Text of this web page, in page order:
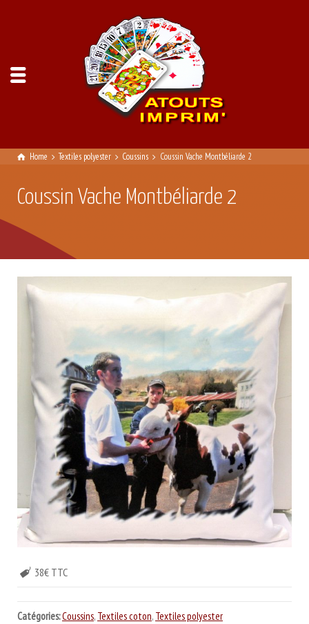
Home Textiles polyester Coussins Coussin Vache Montbéliarde 2
Coussin Vache Montbéliarde 2
38€ TTC
Catégories:Coussins, Textiles coton, Textiles polyester